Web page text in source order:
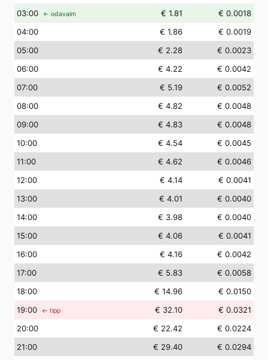
03:00 ← odavaim € 1.81
€ 0.0018
04:00 € 1.86
€ 0.0019
05:00 € 2.28
€ 0.0023
06:00 € 4.22
€ 0.0042
07:00 € 5.19
€ 0.0052
08:00 € 4.82
€ 0.0048
09:00 € 4.83
€ 0.0048
10:00 € 4.54
€ 0.0045
11:00 € 4.62
€ 0.0046
12:00 € 4.14
€ 0.0041
13:00 € 4.01
€ 0.0040
14:00 € 3.98
€ 0.0040
15:00 € 4.06
€ 0.0041
16:00 € 4.16
€ 0.0042
17:00 € 5.83
€ 0.0058
18:00 € 14.96
€ 0.0150
19:00 ← tipp € 32.10
€ 0.0321
20:00 € 22.42
€ 0.0224
21:00 € 29.40
€ 0.0294